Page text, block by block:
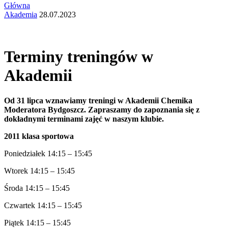
Główna
Akademia 28.07.2023
Terminy treningów w
Akademii
Od 31 lipca wznawiamy treningi w Akademii Chemika
Moderatora Bydgoszcz. Zapraszamy do zapoznania się z
dokładnymi terminami zajęć w naszym klubie.
2011 klasa sportowa
Poniedziałek 14:15 – 15:45
Wtorek 14:15 – 15:45
Środa 14:15 – 15:45
Czwartek 14:15 – 15:45
Piątek 14:15 – 15:45